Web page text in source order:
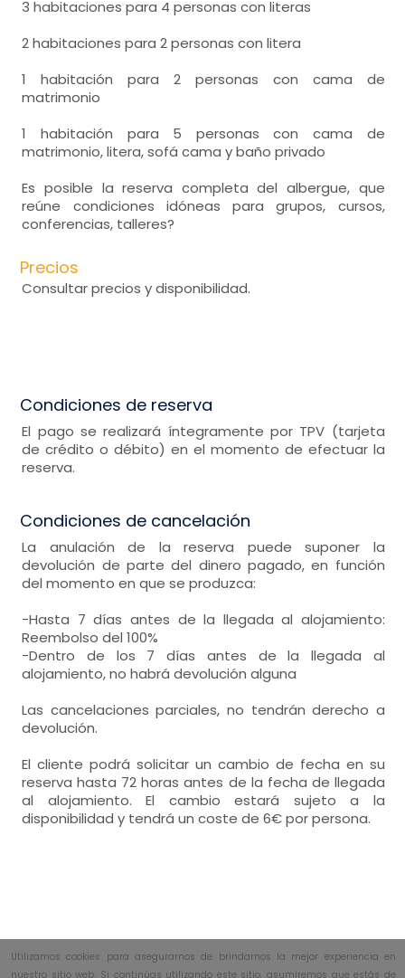
3 habitaciones para 4 personas con literas
2 habitaciones para 2 personas con litera
1 habitación para 2 personas con cama de
matrimonio
1 habitación para 5 personas con cama de
matrimonio, litera, sofá cama y baño privado
Es posible la reserva completa del albergue, que
reúne condiciones idóneas para grupos, cursos,
conferencias, talleres?
Precios
Consultar precios y disponibilidad.
Condiciones de reserva
El pago se realizará íntegramente por TPV (tarjeta
de crédito o débito) en el momento de efectuar la
reserva.
Condiciones de cancelación
La anulación de la reserva puede suponer la
devolución de parte del dinero pagado, en función
del momento en que se produzca:
-Hasta 7 días antes de la llegada al alojamiento:
Reembolso del 100%
-Dentro de los 7 días antes de la llegada al
alojamiento, no habrá devolución alguna
Las cancelaciones parciales, no tendrán derecho a
devolución.
El cliente podrá solicitar un cambio de fecha en su
reserva hasta 72 horas antes de la fecha de llegada
al alojamiento. El cambio estará sujeto a la
disponibilidad y tendrá un coste de 6€ por persona.
Utilizamos cookies para asegurarnos de brindarnos la mejor experiencia en
nuestro sitio web. Si continúas utilizando este sitio, asumiremos que estás de